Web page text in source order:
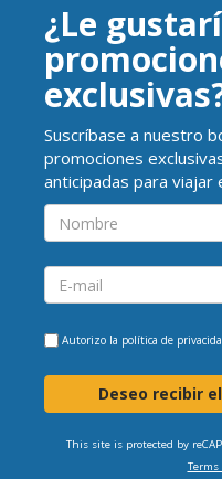
¿Le
Suscríbase a nuestro
promociones
anticipadas para
Autorizo la política de
Deseo recibir
This site is protected by
Terms